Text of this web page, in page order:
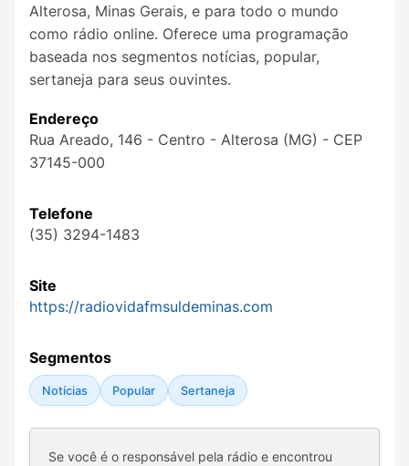
Alterosa, Minas Gerais, e para todo o mundo
como rádio online. Oferece uma programação
baseada nos segmentos notícias, popular,
sertaneja para seus ouvintes.
Endereço
Rua Areado, 146 - Centro - Alterosa (MG) - CEP
37145-000
Telefone
(35) 3294-1483
Site
https://radiovidafmsuldeminas.com
Segmentos
Notícias Popular Sertaneja
Se você é o responsável pela rádio e encontrou